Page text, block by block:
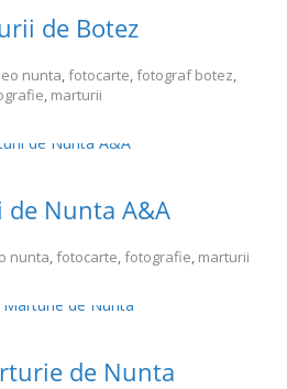
de Botez
nunta,fotocarte,fotograf botez,
, marturii
Nunta A&A
nunta,fotocarte,fotografie, marturii
de Nunta